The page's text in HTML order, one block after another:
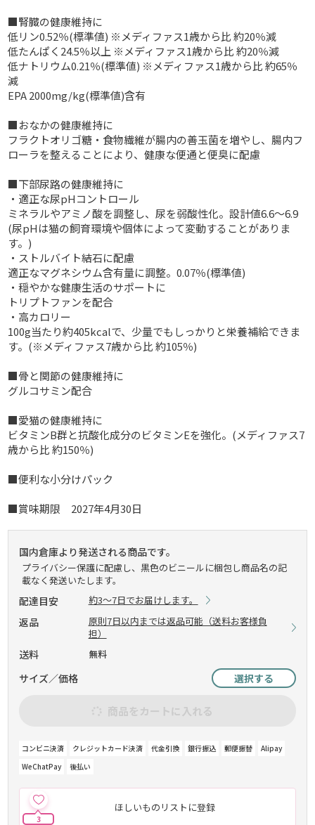
■腎臓の健康維持に
低リン0.52％(標準値) ※メディファス1歳から比 約20％減
低たんぱく24.5％以上 ※メディファス1歳から比 約20％減
低ナトリウム0.21％(標準値) ※メディファス1歳から比 約65％
減
EPA 2000mg/kg(標準値)含有
■おなかの健康維持に
フラクトオリゴ糖・食物繊維が腸内の善玉菌を増やし、腸内フ
ローラを整えることにより、健康な便通と便臭に配慮
■下部尿路の健康維持に
・適正な尿pHコントロール
ミネラルやアミノ酸を調整し、尿を弱酸性化。設計値6.6～6.9
(尿pHは猫の飼育環境や個体によって変動することがありま
す。)
・ストルバイト結石に配慮
適正なマグネシウム含有量に調整。0.07％(標準値)
・穏やかな健康生活のサポートに
トリプトファンを配合
・高カロリー
100g当たり約405kcalで、少量でもしっかりと栄養補給できま
す。(※メディファス7歳から比 約105％)
■骨と関節の健康維持に
グルコサミン配合
■愛猫の健康維持に
ビタミンB群と抗酸化成分のビタミンEを強化。(メディファス7
歳から比 約150％)
■便利な小分けパック
■賞味期限 2027年4月30日
国内倉庫より発送される商品です。
プライバシー保護に配慮し、黒色のビニールに梱包し商品名の記
載なく発送いたします。
配達目安 約3～7日でお届けします。
返品
原則7日以内までは返品可能（送料お客様負
担）
送料 無料
サイズ／価格 選択する
商品をカートに入れる
コンビニ決済 クレジットカード決済 代金引換 銀行振込 郵便振替
Alipay
WeChatPay
後払い
ほしいものリストに登録
3